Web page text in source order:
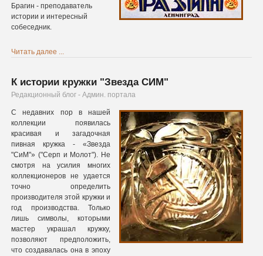
Брагин - преподаватель
истории и интересный
собеседник.
Читать далее ...
К истории кружки "Звезда СИМ"
Редакционный блог - Админ. портала
С недавних пор в нашей
коллекции появилась
красивая и загадочная
пивная кружка - «Звезда
"СиМ"» ("Серп и Молот"). Не
смотря на усилия многих
коллекционеров не удается
точно определить
производителя этой кружки и
год производства. Только
лишь символы, которыми
мастер украшал кружку,
позволяют предположить,
что создавалась она в эпоху